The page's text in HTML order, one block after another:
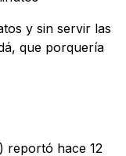
y sin servir las
que porquería
reportó hace 12